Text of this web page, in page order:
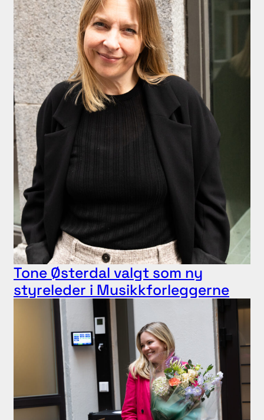
Tone Østerdal valgt som ny
styreleder i Musikkforleggerne